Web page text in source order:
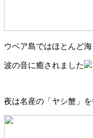
ウベア島ではほとんど
波の音に癒されました
夜は名産の「ヤシ蟹」